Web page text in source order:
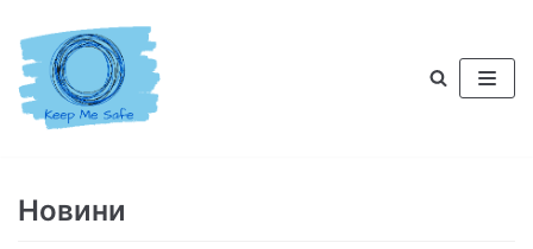
Продължете
към
съдържанието
Новини